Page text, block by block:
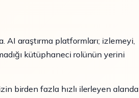
araştırma platformları; izlemeyi,
kütüphaneci rolünün yerini
birden fazla hızlı ilerleyen alanda